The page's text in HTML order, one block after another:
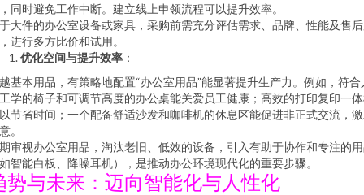
同时避免工作中断。建立线上申领流程可以提升效率。
大件的办公室设备或家具，采购前需充分评估需求、品牌、性能及售
进行多方比价和试用。
优化空间与提升效率 ：
基本用品，有策略地配置“办公室用品”能显著提升生产力。例如，符合
学的椅子和可调节高度的办公桌能关爱员工健康；高效的打印复印一
节省时间；一个配备舒适沙发和咖啡机的休息区能促进非正式交流，
。
审视办公室用品，淘汰老旧、低效的设备，引入有助于协作和专注的
智能白板、降噪耳机），是推动办公环境现代化的重要步骤。
势与未来：迈向智能化与人性化